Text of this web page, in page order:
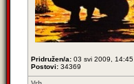
Pridružen/a: 03 svi 2009, 14:45
Postovi: 34369